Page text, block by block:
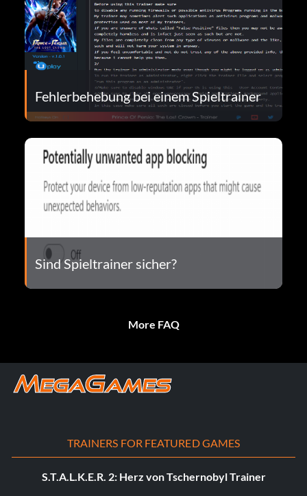
Fehlerbehebung bei einem Spieltrainer
Sind Spieltrainer sicher?
More FAQ
TRAINERS FOR FEATURED GAMES
S.T.A.L.K.E.R. 2: Herz von Tschernobyl Trainer